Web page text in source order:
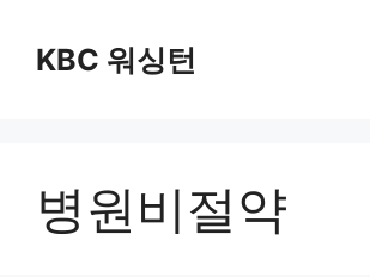
KBC 워싱턴
병원비절약